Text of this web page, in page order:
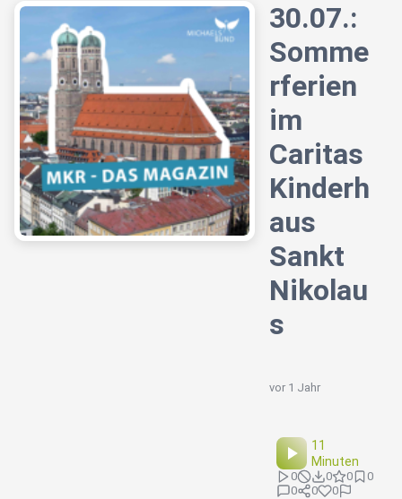
30.07.:
Somme
rferien
im
Caritas
Kinderh
aus
Sankt
Nikolau
s
vor 1 Jahr
11
Minuten
0 0 0
0
0
0 0